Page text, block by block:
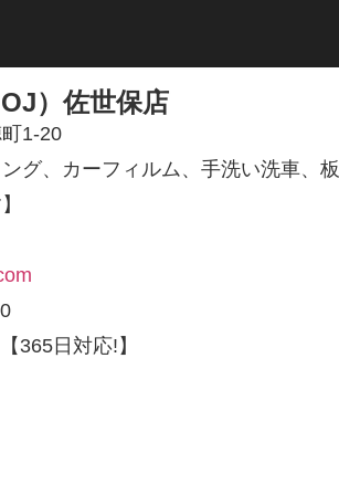
）佐世保店
1-20
グ、カーフィルム、手洗い洗車、板
365日対応!】